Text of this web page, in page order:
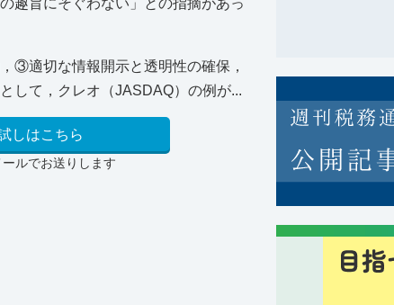
趣旨にそぐわない」との指摘があっ
③適切な情報開示と透明性の確保，
して，クレオ（JASDAQ）の例が...
しはこちら
ルでお送りします